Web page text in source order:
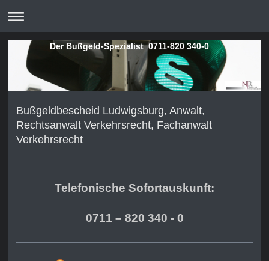
Der Bußgeld-Spezialist 0711-820 340-0
Bußgeldbescheid Ludwigsburg, Anwalt,
Rechtsanwalt Verkehrsrecht, Fachanwalt
Verkehrsrecht
Telefonische Sofortauskunft:
0711 – 820 340 - 0